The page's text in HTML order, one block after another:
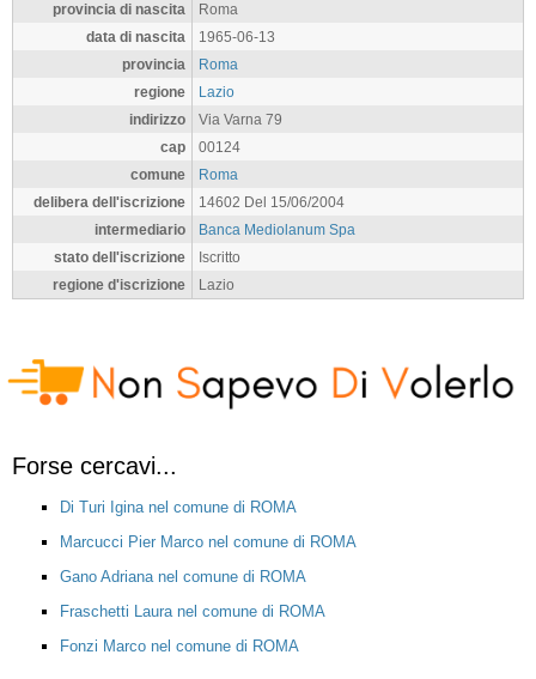
provincia di nascita
Roma
data di nascita
1965-06-13
provincia
Roma
regione
Lazio
indirizzo
Via Varna 79
cap
00124
comune
Roma
delibera dell'iscrizione
14602 Del 15/06/2004
intermediario
Banca Mediolanum Spa
stato dell'iscrizione
Iscritto
regione d'iscrizione
Lazio
Forse cercavi...
Di Turi Igina nel comune di ROMA
Marcucci Pier Marco nel comune di ROMA
Gano Adriana nel comune di ROMA
Fraschetti Laura nel comune di ROMA
Fonzi Marco nel comune di ROMA